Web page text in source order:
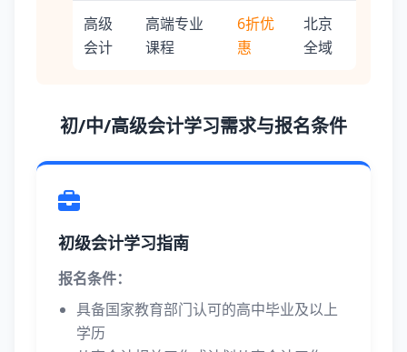
高级
会计
高端专业
课程
6折优
惠
北京
全域
初/中/高级会计学习需求与报名条件
初级会计学习指南
报名条件：
具备国家教育部门认可的高中毕业及以上
学历